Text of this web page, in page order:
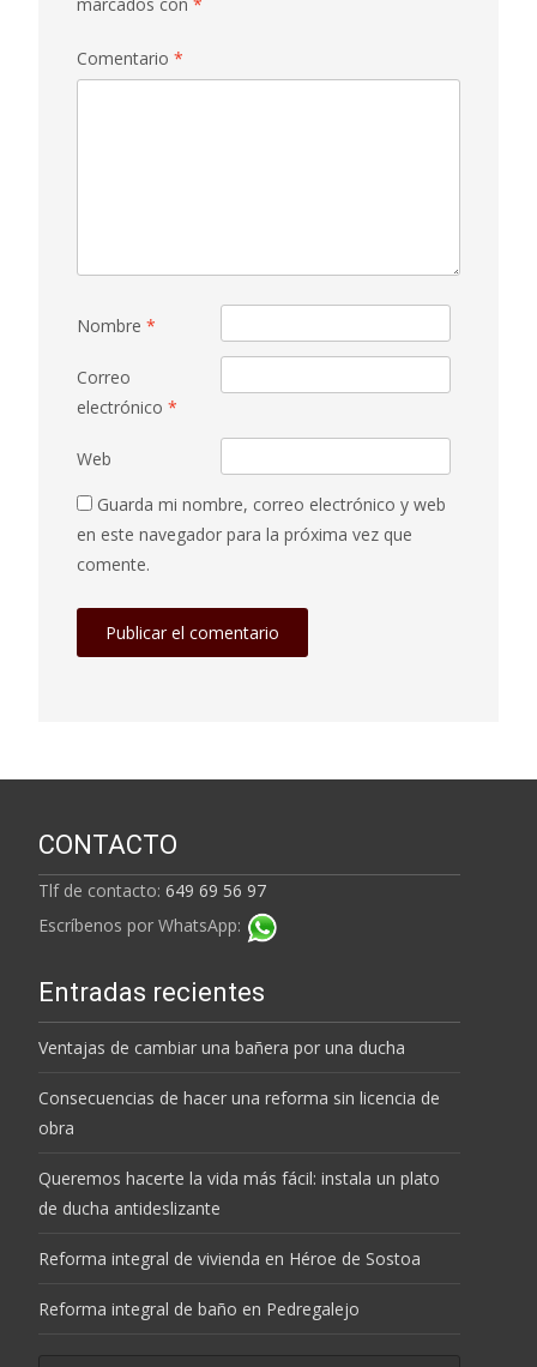
marcados con *
Comentario *
Nombre *
Correo
electrónico *
Web
Guarda mi nombre, correo electrónico y web
en este navegador para la próxima vez que
comente.
CONTACTO
Tlf de contacto: 649 69 56 97
Escríbenos por WhatsApp:
Entradas recientes
Ventajas de cambiar una bañera por una ducha
Consecuencias de hacer una reforma sin licencia de
obra
Queremos hacerte la vida más fácil: instala un plato
de ducha antideslizante
Reforma integral de vivienda en Héroe de Sostoa
Reforma integral de baño en Pedregalejo